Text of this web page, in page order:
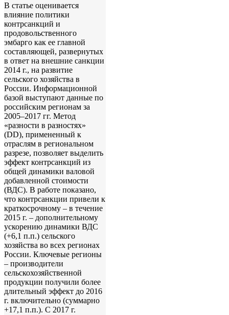
В статье оценивается
влияние политики
контрсанкций и
продовольственного
эмбарго как ее главной
составляющей, развернутых
в ответ на внешние санкции
2014 г., на развитие
сельского хозяйства в
России. Информационной
базой выступают данные по
российским регионам за
2005–2017 гг. Метод
«разности в разностях»
(DD), примененный к
отраслям в региональном
разрезе, позволяет выделить
эффект контрсанкций из
общей динамики валовой
добавленной стоимости
(ВДС). В работе показано,
что контрсанкции привели к
краткосрочному – в течение
2015 г. – дополнительному
ускорению динамики ВДС
(+6,1 п.п.) сельского
хозяйства во всех регионах
России. Ключевые регионы
– производители
сельскохозяйственной
продукции получили более
длительный эффект до 2016
г. включительно (суммарно
+17,1 п.п.). С 2017 г.